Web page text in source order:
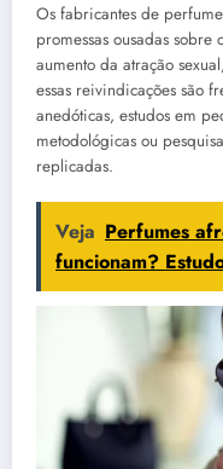
Os fabricantes de
promessas ousadas sobre
aumento da atração
essas reivindicações são
anedóticas, estudos em
metodológicas ou
replicadas.
Veja Perfumes
funcionam?